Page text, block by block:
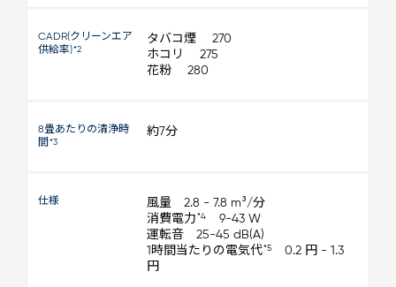
CADR(クリーンエア
供給率)*2
タバコ煙 270
ホコリ 275
花粉 280
8畳あたりの清浄時
間 *3
約7分
仕様
風量 2.8 - 7.8 m³/分
消費電力 *4
9-43 W
運転音 25-45 dB(A)
1時間当たりの電気代*5
0.2 円 - 1.3
円